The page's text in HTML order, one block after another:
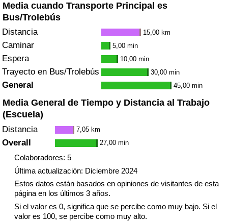
Media cuando Transporte Principal es
Bus/Trolebús
Distancia 15,00 km
Caminar 5,00 min
Espera 10,00 min
Trayecto en Bus/Trolebús 30,00 min
General 45,00 min
Media General de Tiempo y Distancia al Trabajo
(Escuela)
Distancia 7,05 km
Overall 27,00 min
Colaboradores: 5
Última actualización: Diciembre 2024
Estos datos están basados en opiniones de visitantes de esta
página en los últimos 3 años.
Si el valor es 0, significa que se percibe como muy bajo. Si el
valor es 100, se percibe como muy alto.